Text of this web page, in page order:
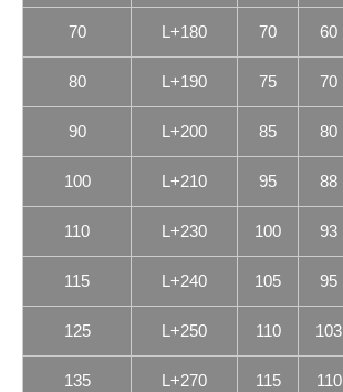
70 L+180 70 60
80 L+190 75 70
90 L+200 85 80
100 L+210 95 88
110 L+230 100 93
115 L+240 105 95
125 L+250 110 103
135 L+270 115 110